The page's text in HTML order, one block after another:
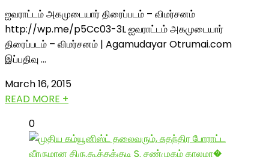
ஐவராட்டம் அகமுடையார் திரைப்படம் – விமர்சனம்
http://wp.me/p5Cc03-3L ஐவராட்டம் அகமுடையார்
திரைப்படம் – விமர்சனம் | Agamudayar Otrumai.com
இப்பதிவு ...
March 16, 2015
READ MORE +
0